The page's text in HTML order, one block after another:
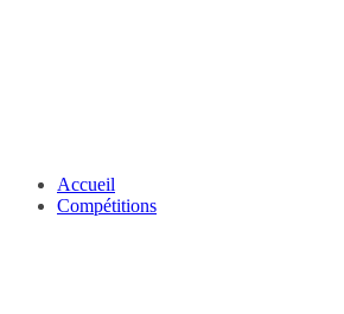
Accueil
Compétitions